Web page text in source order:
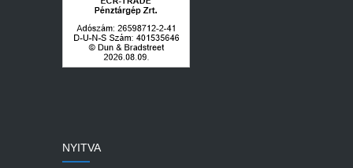
NYITVA